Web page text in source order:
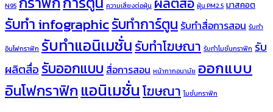
N95 ความเสี่ยงต่อฝุ่น ฝุ่น PM2.5 มาสคอต
รับทำ infographicรับทำการ์ตูน รับทำสื่อการสอน รับทำ
อินโฟกราฟิก รับทำแอนิเมชั่นรับทำโฆษณา รับทำโมชั่นกราฟิก รับ
ผลิตสื่อ รับออกแบบ สื่อการสอน หน้ากากอนามัย ออกแบบ
อินโฟกราฟิก แอนิเมชั่นโฆษณา โมชั่นกราฟิก